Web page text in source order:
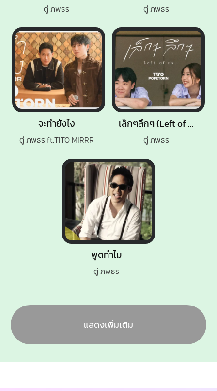
พูดทำไม
ตู่ ภพธร
ตู่ ภพธร
ตู่ ภพธร
จะทำยังไง
ตู่ ภพธร ft.TITO MIRRR
เล็กๆลึกๆ (Left of us)
ตู่ ภพธร
แสดงเพิ่มเติม